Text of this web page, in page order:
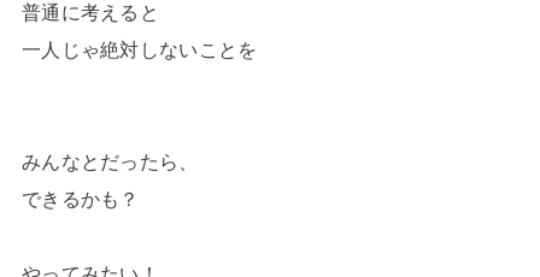
普通に考えると
一人じゃ絶対しないことを
みんなとだったら、
できるかも？